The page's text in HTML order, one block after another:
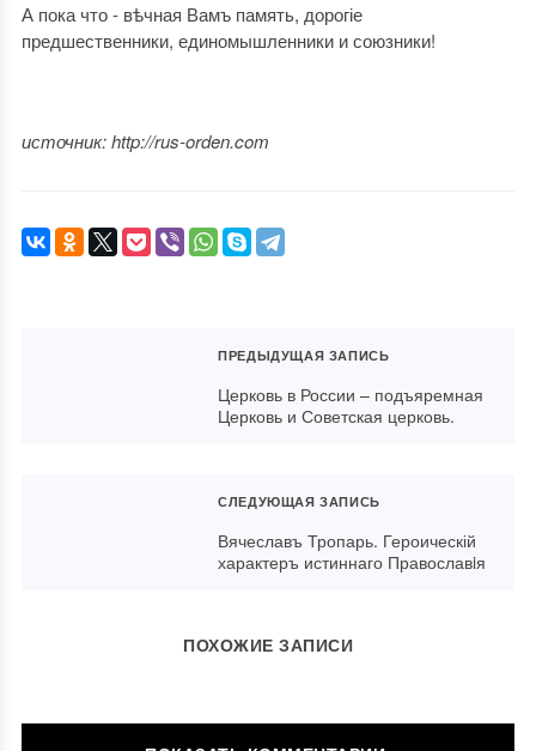
А пока что - вѣчная Вамъ память, дорогіе
предшественники, единомышленники и союзники!
источник: http://rus-orden.com
ПРЕДЫДУЩАЯ ЗАПИСЬ
Церковь в России – подъяремная
Церковь и Советская церковь.
СЛЕДУЮЩАЯ ЗАПИСЬ
Вячеславъ Тропарь. Героическій
характеръ истиннаго Православiя
ПОХОЖИЕ ЗАПИСИ